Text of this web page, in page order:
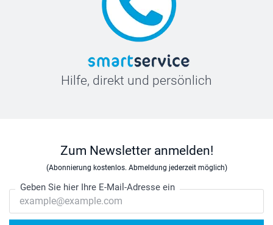
Hilfe, direkt und persönlich
Zum Newsletter anmelden!
(Abonnierung kostenlos. Abmeldung jederzeit möglich)
Geben Sie hier Ihre E-Mail-Adresse ein